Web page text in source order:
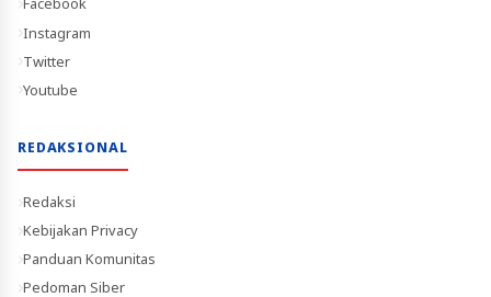
Instagram
Twitter
Youtube
REDAKSIONAL
Redaksi
Kebijakan Privacy
Panduan Komunitas
Pedoman Siber